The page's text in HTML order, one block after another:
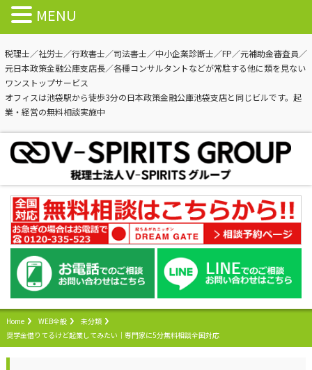
税理士／社労士／行政書士／司法書士／中小企業診断士／FP／元補助金審査員／
元日本政策金融公庫支店長／各種コンサルタントなどが常駐する他に類を見ない
ワンストップサービス
オフィスは池袋駅から徒歩3分の日本政策金融公庫池袋支店と同じビルです。起
業・経営の無料相談実施中
Home WEB全般
未分類
奨学金借りてるけど起業してみたい｜専門家に5分無料相談全国対応
MENU